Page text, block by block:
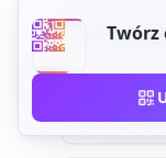
Twórz